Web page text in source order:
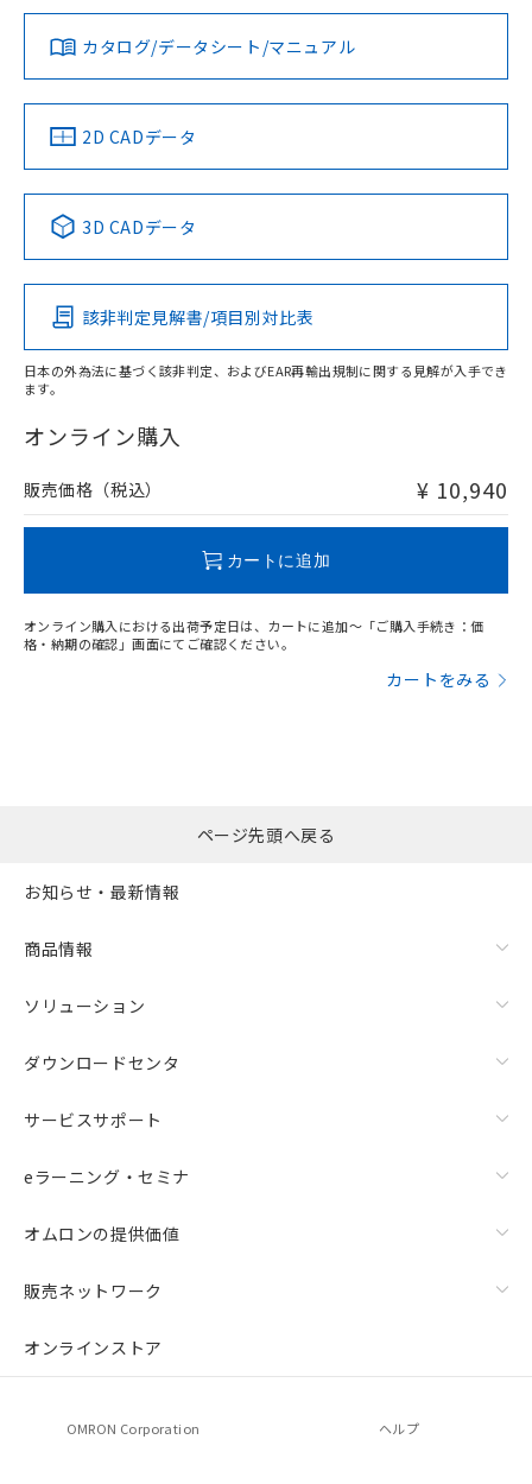
タイムチャート
検出領域
ダウンロードデータをご利用いただく前に、以下を必ずお読
みください。
ソフトウェアの使用条件
対応済み
中国 RoHS 注意事項・凡例
Pb Hg Cd Cr(VI)
O
在庫等で未対応品が混在する可能性があります。
問い合わせください。
LR型式承認
（イギリス
船舶規格）
DNV型式承認
（ノルウェー
BV型式承認
（フランス
KR型式
（韓国
No No No No
この製品の規格認証/適合状況ページへ
その他の認証はこちらのページからご検索ください
カタログ/データシート/マニュアル
2D CADデータ
3D CADデータ
該非判定見解書/項目別対比表
日本の外為法に基づく該非判定、およびEAR再輸出規制に関する見解が入手でき
ます。
オンライン購入
販売価格（税込） ¥ 10,940
カートに追加
オンライン購入における出荷予定日は、カートに追加～「ご購入手続き：価
格・納期の確認」画面にてご確認ください。
カートをみる
ページ先頭へ戻る
お知らせ・最新情報
商品情報
ソリューション
ダウンロードセンタ
サービスサポート
eラーニング・セミナ
オムロンの提供価値
販売ネットワーク
オンラインストア
OMRON Corporation ヘルプ